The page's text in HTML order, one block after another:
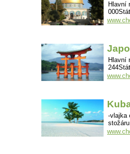
Hlavní
Hlavní
-vlajka